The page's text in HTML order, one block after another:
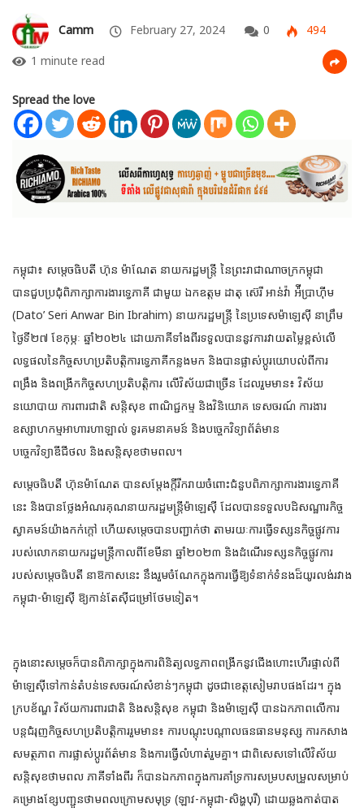
Camm February 27, 2024 0
494
1 minute read
Spread the love
កម្ពុជា៖ សម្តេចធិបតី ហ៊ុន ម៉ាណែត នាយករដ្ឋមន្ត្រី នៃព្រះរាជាណាចក្រកម្ពុជា
បានជួបប្រជុំពិភាក្សាការងារទ្វេភាគី ជាមួយ ឯកឧត្តម ដាតុ ស៊េរី អាន់វ៉ា អ៉ីប្រាហ៊ីម
(Dato’ Seri Anwar Bin Ibrahim) នាយករដ្ឋមន្រ្តី នៃប្រទេសម៉ាឡេស៊ី នាព្រឹម
ថ្ងៃទី២៧ ខែកុម្ភៈ ឆ្នាំ២០២៤ ដោយភាគីទាំងពីរទទួលបាននូវការវាយតម្លៃខ្ពស់លើ
លទ្ធផលនៃកិច្ចសហប្រតិបត្តិការទ្វេភាគីកន្លងមក និងបានផ្លាស់ប្ដូរយោបល់ពីការ
ពង្រឹង និងពង្រីកកិច្ចសហប្រតិបត្តិការ លើវិស័យជាច្រើន ដែលរួមមាន៖ វិស័យ
នយោបាយ ការពារជាតិ សន្តិសុខ ពាណិជ្ជកម្ម និងវិនិយោគ ទេសចរណ៍ ការងារ
ឧស្សាហកម្មអាហារហាឡាល់ ទូរគមនាគមន៍ និងបច្ចេកវិទ្យាព័ត៌មាន
បច្ចេកវិទ្យាឌីជីថល និងសន្តិសុខថាមពល។
សម្តេចធិបតី ហ៊ុនម៉ាណែត បានសម្តែងក្តីរីករាយចំពោះជំនួបពិភាក្សាការងារទ្វេភាគី
នេះ និងបានថ្លែងអំណរគុណនាយករដ្ឋមន្ត្រីម៉ាឡេស៊ី ដែលបានទទួលបដិសណ្ឋារកិច្ច
ស្វាគមន៍យ៉ាងកក់ក្តៅ ហើយសម្តេចបានបញ្ជាក់ថា តាមរយៈការធ្វើទស្សនកិច្ចផ្លូវការ
របស់លោកនាយករដ្ឋមន្ត្រីកាលពីខែមីនា ឆ្នាំ២០២៣ និងដំណើរទស្សនកិច្ចផ្លូវការ
របស់សម្តេចធិបតី នាឱកាសនេះ នឹងរួមចំណែកក្នុងការធ្វើឱ្យទំនាក់ទំនងដ៏យូរលង់រវាង
កម្ពុជា-ម៉ាឡេស៊ី ឱ្យកាន់តែស៊ីជម្រៅថែមទៀត។
ក្នុងនោះសម្តេចក៏បានពិភាក្សាក្នុងការពិនិត្យលទ្ធភាពពង្រីកនូវជើងហោះហើរផ្ទាល់ពី
ម៉ាឡេស៊ីទៅកាន់តំបន់ទេសចរណ៍សំខាន់ៗកម្ពុជា ដូចជាខេត្តសៀមរាបផងដែរ។ ក្នុង
ក្របខ័ណ្ឌ វិស័យការពារជាតិ និងសន្ដិសុខ កម្ពុជា និងម៉ាឡេស៊ី បានឯកភាពលើការ
បន្តជំរុញកិច្ចសហប្រតិបត្តិការរួមមាន៖ ការបណ្តុះបណ្តាលធនធានមនុស្ស ការកសាង
សមត្ថភាព ការផ្លាស់ប្តូរព័ត៌មាន និងការធ្វើលំហាត់រួមគ្នា។ ជាពិសេសទៅលើវិស័យ
សន្តិសុខថាមពល ភាគីទាំងពីរ ក៏បានឯកភាពក្នុងការគាំទ្រការសម្របសម្រួលសម្រាប់
គម្រោងខ្សែបញ្ជូនថាមពលក្រោមសមុទ្រ (ឡាវ-កម្ពុជា-សិង្ហបុរី) ដោយឆ្លងកាត់បាត